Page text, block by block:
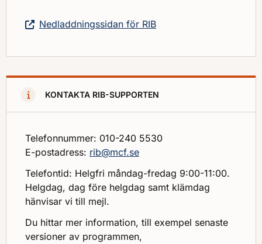
Nedladdningssidan för RIB
KONTAKTA RIB-SUPPORTEN
Telefonnummer: 010-240 5530
E-postadress: rib@mcf.se
Telefontid: Helgfri måndag-fredag 9:00-11:00.
Helgdag, dag före helgdag samt klämdag
hänvisar vi till mejl.
Du hittar mer information, till exempel senaste
versioner av programmen,